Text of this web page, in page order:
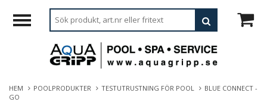
HEM POOLPRODUKTER TESTUTRUSTNING FÖR POOL
BLUE CONNECT -
GO